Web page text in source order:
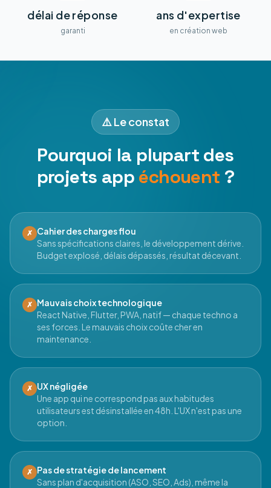
délai de réponse
garanti
ans d'expertise
en création web
⚠️ Le constat
Pourquoi la plupart des
projets app échouent ?
✗ Cahier des charges flou
Sans spécifications claires, le développement dérive.
Budget explosé, délais dépassés, résultat décevant.
✗ Mauvais choix technologique
React Native, Flutter, PWA, natif — chaque techno a
ses forces. Le mauvais choix coûte cher en
maintenance.
✗ UX négligée
Une app qui ne correspond pas aux habitudes
utilisateurs est désinstallée en 48h. L'UX n'est pas une
option.
✗ Pas de stratégie de lancement
Sans plan d'acquisition (ASO, SEO, Ads), même la